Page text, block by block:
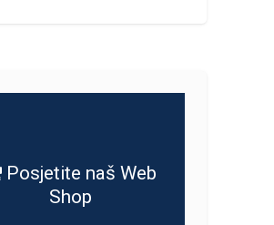
Posjetite naš Web
Shop